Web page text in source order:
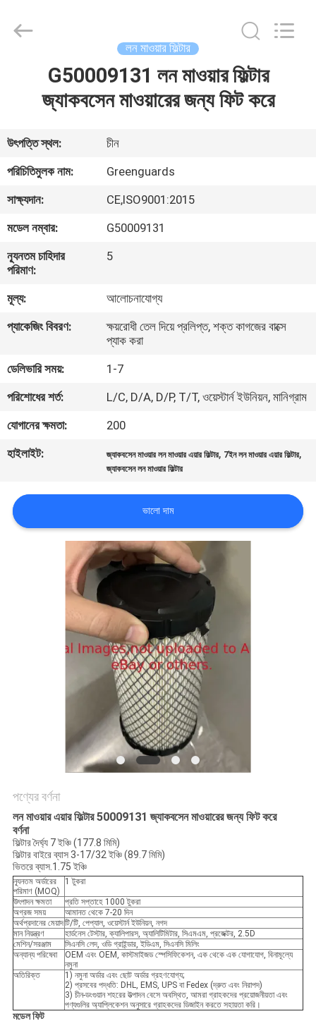
আমাদের
সম্পর্কে
কারখানা
ভ্রমণ
মান
নিয়ন্ত্রণ
যোগাযোগ
করুন
খবর
উদ্ধৃতির
জন্য
PRIVACY
Trading
লন মাওয়ার ফিল্টার
G50009131 লন মাওয়ার ফিল্টার
জ্যাকবসেন মাওয়ারের জন্য ফিট করে
উৎপত্তি স্থল:
চীন
পরিচিতিমুলক নাম:
Greenguards
সাক্ষ্যদান:
CE,ISO9001:2015
মডেল নম্বার:
G50009131
ন্যূনতম চাহিদার
পরিমাণ:
5
মূল্য:
আলোচনাযোগ্য
প্যাকেজিং বিবরণ:
ক্ষয়রোধী তেল দিয়ে প্রলিপ্ত, শক্ত কাগজের বাক্সে
প্যাক করা
ডেলিভারি সময়:
1-7
পরিশোধের শর্ত:
L/C, D/A, D/P, T/T, ওয়েস্টার্ন ইউনিয়ন, মানিগ্রাম
যোগানের ক্ষমতা:
200
হাইলাইট:
জ্যাকবসেন মাওয়ার লন মাওয়ার এয়ার ফিল্টার, 7ইন লন মাওয়ার এয়ার ফিল্টার,
জ্যাকবসেন লন মাওয়ার ফিল্টার
ভালো দাম
পণ্যের বর্ণনা
লন মাওয়ার এয়ার ফিল্টার 50009131 জ্যাকবসেন মাওয়ারের জন্য ফিট করে
বর্ণনা
ফিল্টার দৈর্ঘ্য 7 ইঞ্চি (177.8 মিমি)
ফিল্টার বাইরে ব্যাস 3-17/32 ইঞ্চি (89.7 মিমি)
ভিতরে ব্যাস.1.75 ইঞ্চি
ন্যূনতম অর্ডারের
পরিমাণ (MOQ)
1 টুকরা
উৎপাদন ক্ষমতা
প্রতি সপ্তাহে 1000 টুকরা
অগ্রজ সময়
আমানত থেকে 7-20 দিন
অর্থপ্রদানের মেয়াদটি/টি, পেপ্যাল, ওয়েস্টার্ন ইউনিয়ন, নগদ
মান নিয়ন্ত্রণ
হার্ডনেস টেস্টার, ক্যালিপারস, অ্যালিটিমিটার, সিএমএম, প্রজেক্টর, 2.5D
মেশিন/সরঞ্জাম
সিএনসি লেদ, ওডি গ্রাইন্ডার, ইডিএম, সিএনসি মিলিং
অন্যান্য পরিষেবা
OEM এবং OEM, কাস্টমাইজড স্পেসিফিকেশন, এক থেকে এক যোগাযোগ, বিনামূল্যে
নমুনা
অতিরিক্ত
1) নমুনা অর্ডার এবং ছোট অর্ডার গ্রহণযোগ্য;
2) প্রসবের পদ্ধতি: DHL, EMS, UPS বা Fedex (দ্রুত এবং নিরাপদ)
3) চীন-ডংগুয়ান শহরের উত্পাদন বেসে অবস্থিত, আমরা গ্রাহকদের প্রয়োজনীয়তা এবং
পণ্যগুলির অ্যাপ্লিকেশন অনুসারে গ্রাহকদের ডিজাইন করতে সহায়তা করি।
মডেল ফিট